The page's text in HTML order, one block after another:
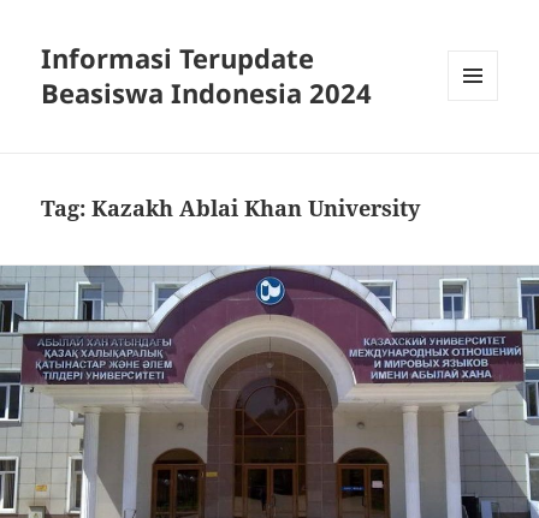
Informasi Terupdate
Beasiswa Indonesia 2024
Tag:Kazakh Ablai Khan University